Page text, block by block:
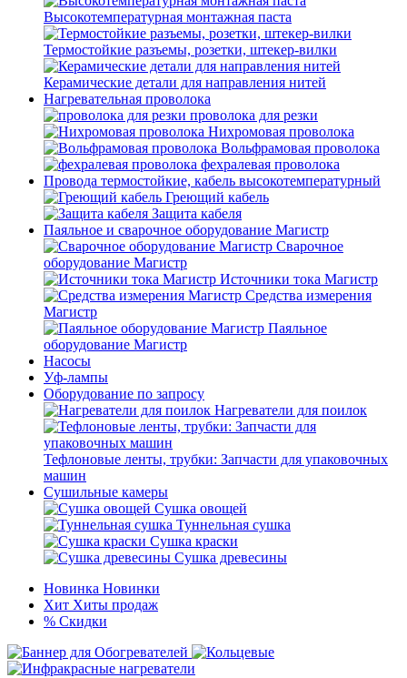
Высокотемпературная монтажная паста
Термостойкие разъемы, розетки, штекер-вилки
Керамические детали для направления нитей
Нагревательная проволока
проволока для резки
Нихромовая проволока
Вольфрамовая проволока
фехралевая проволока
Провода термостойкие, кабель высокотемпературный
Греющий кабель
Защита кабеля
Паяльное и сварочное оборудование Магистр
Сварочное
оборудование Магистр
Источники тока Магистр
Средства измерения
Магистр
Паяльное
оборудование Магистр
Насосы
Уф-лампы
Оборудование по запросу
Нагреватели для поилок
Тефлоновые ленты, трубки: Запчасти для упаковочных
машин
Сушильные камеры
Сушка овощей
Туннельная сушка
Сушка краски
Сушка древесины
Новинка Новинки
Хит Хиты продаж
% Скидки